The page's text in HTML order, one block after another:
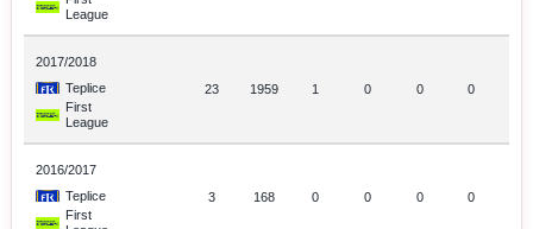
League
2017/2018
Teplice
First
League
23 1959 1 0 0 0
2016/2017
Teplice
First
3 168 0 0 0 0